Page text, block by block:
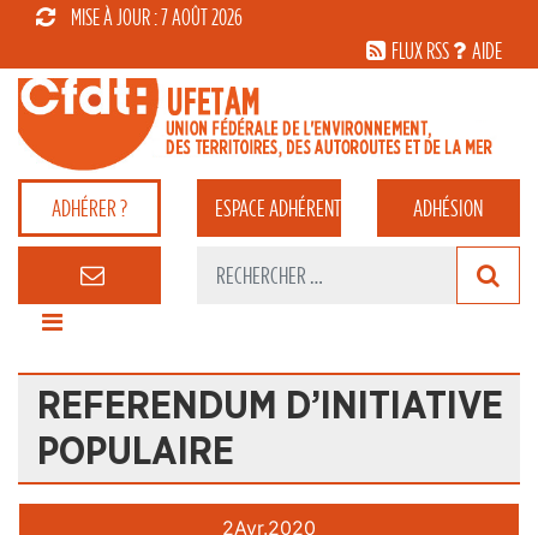
MISE À JOUR : 7 AOÛT 2026
FLUX RSS
AIDE
ADHÉRER ? ESPACEADHÉRENT ADHÉSION
REFERENDUM D’INITIATIVE
POPULAIRE
2Avr.2020